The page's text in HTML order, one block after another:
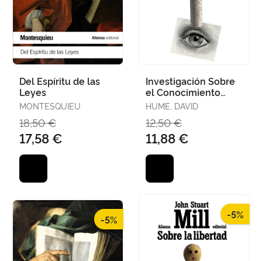
Del Espíritu de las
Leyes
MONTESQUIEU
18,50 €
17,58 €
Investigación Sobre
el Conocimiento
Humano
HUME, DAVID
12,50 €
11,88 €
-5% -5%